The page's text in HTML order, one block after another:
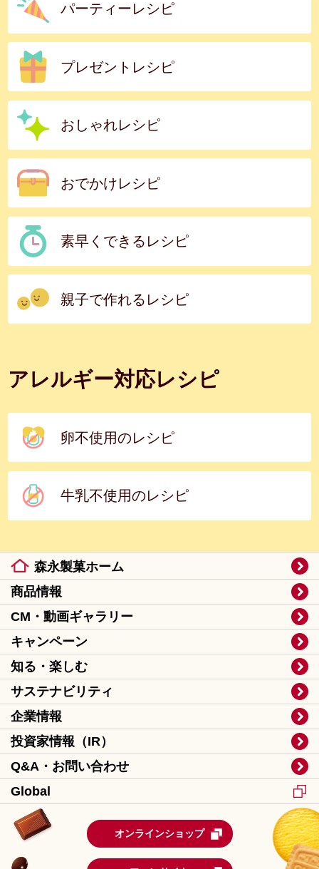
パーティーレシピ
プレゼントレシピ
おしゃれレシピ
おでかけレシピ
素早くできるレシピ
親子で作れるレシピ
アレルギー対応レシピ
卵不使用のレシピ
牛乳不使用のレシピ
森永製菓ホーム
商品情報
CM・動画ギャラリー
キャンペーン
知る・楽しむ
サステナビリティ
企業情報
投資家情報（IR）
Q&A・お問い合わせ
Global
オンラインショップ